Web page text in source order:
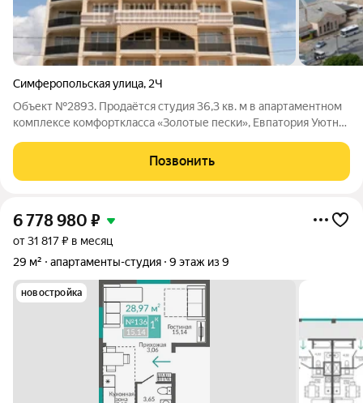
Симферопольская улица, 2Ч
Объект №2893. Продаётся студия 36,3 кв. м в апартаментном
комплексе комфорткласса «Золотые пески», Евпатория Уютная
отдыха или выгодной
Позвонить
6 778 980 ₽
от 31 817 ₽ в месяц
29 м²
апартаменты-студия 9 этаж из 9
новостройка